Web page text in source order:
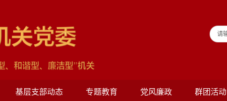
基层支部动态 专题教育 党风廉政 群团活动